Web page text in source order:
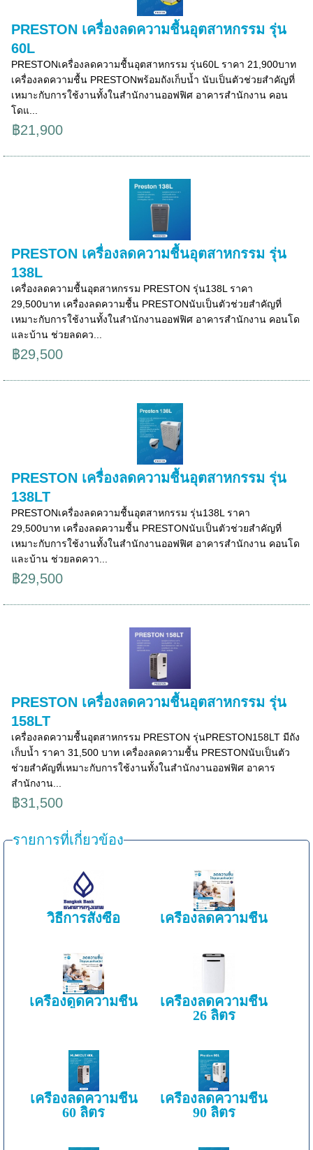
PRESTON เครื่องลดความชื้นอุตสาหกรรม รุ่น
60L
PRESTONเครื่องลดความชื้นอุตสาหกรรม รุ่น60L ราคา 21,900บาท
เครื่องลดความชื้น PRESTONพร้อมถังเก็บน้ำ นับเป็นตัวช่วยสำคัญที่
เหมาะกับการใช้งานทั้งในสำนักงานออฟฟิศ อาคารสำนักงาน คอน
โดแ...
฿21,900
PRESTON เครื่องลดความชื้นอุตสาหกรรม รุ่น
138L
เครื่องลดความชื้นอุตสาหกรรม PRESTON รุ่น138L ราคา
29,500บาท เครื่องลดความชื้น PRESTONนับเป็นตัวช่วยสำคัญที่
เหมาะกับการใช้งานทั้งในสำนักงานออฟฟิศ อาคารสำนักงาน คอนโด
และบ้าน ช่วยลดคว...
฿29,500
PRESTON เครื่องลดความชื้นอุตสาหกรรม รุ่น
138LT
PRESTONเครื่องลดความชื้นอุตสาหกรรม รุ่น138L ราคา
29,500บาท เครื่องลดความชื้น PRESTONนับเป็นตัวช่วยสำคัญที่
เหมาะกับการใช้งานทั้งในสำนักงานออฟฟิศ อาคารสำนักงาน คอนโด
และบ้าน ช่วยลดควา...
฿29,500
PRESTON เครื่องลดความชื้นอุตสาหกรรม รุ่น
158LT
เครื่องลดความชื้นอุตสาหกรรม PRESTON รุ่นPRESTON158LT มีถัง
เก็บน้ำ ราคา 31,500 บาท เครื่องลดความชื้น PRESTONนับเป็นตัว
ช่วยสำคัญที่เหมาะกับการใช้งานทั้งในสำนักงานออฟฟิศ อาคาร
สำนักงาน...
฿31,500
รายการที่เกี่ยวข้อง
วิธีการสั่งซื้อ เครื่องลดความชื้น
เครื่องดูดความชื้น
เครื่องลดความชื้น
26 ลิตร
เครื่องลดความชื้น
60 ลิตร
เครื่องลดความชื้น
90 ลิตร